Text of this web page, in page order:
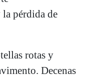
pérdida de
rotas y
Decenas